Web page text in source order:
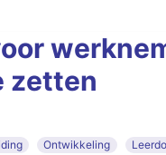
zetten
Ontwikkeling